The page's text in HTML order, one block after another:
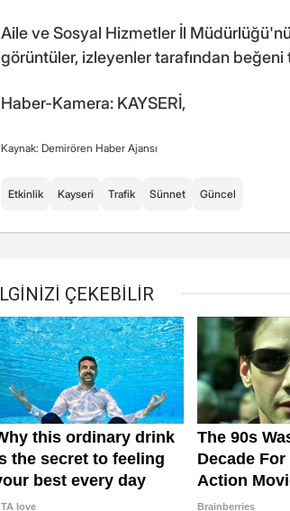
Aile ve Sosyal Hizmetler İl
görüntüler, izleyenler tarafından beğeni
Haber-Kamera: KAYSERİ,
Kaynak: Demirören Haber Ajansı
Etkinlik Kayseri Trafik Sünnet Güncel